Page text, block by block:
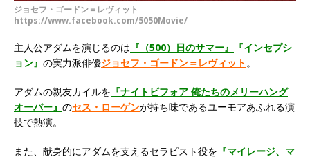
ジョセフ・ゴードン＝レヴィット
https://www.facebook.com/5050Movie/
主人公アダムを演じるのは 『（500）日のサマー』
『インセプシ
ョン』 の実力派俳優ジョセフ・ゴードン＝レヴィット。
アダムの親友カイルを 『ナイトビフォア 俺たちのメリーハング
オーバー』 のセス・ローゲンが持ち味であるユーモアあふれる演
技で熱演。
また、 献身的にアダムを支えるセラピスト役を 『マイレージ、マ